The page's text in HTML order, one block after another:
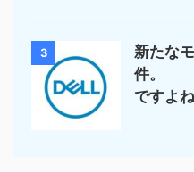
3
新たな
件。
ですよ